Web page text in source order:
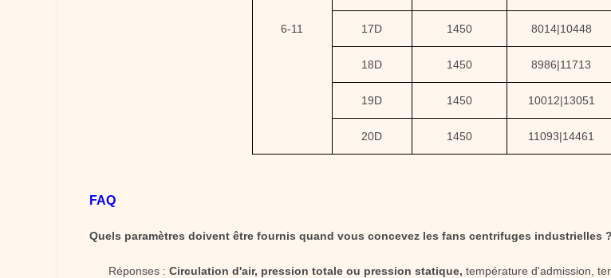
6-11 17D 1450 8014|10448
18D 1450 8986|11713
19D 1450 10012|13051
20D 1450 11093|14461
FAQ
Quels paramètres doivent être fournis quand vous concevez les fans centrifuges industrielles ?
Réponses : Circulation d'air, pression totale ou pression statique, température d'admission,